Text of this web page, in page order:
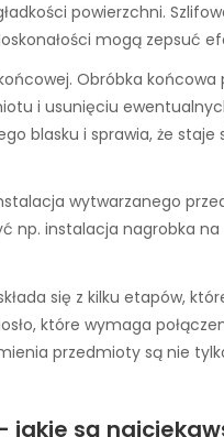
powierzchni.
mogą zepsuć
Obróbka końcowa
i usunięciu
blasku i sprawia, że staje
wytwarzanego
np. instalacja nagrobka
się z kilku etapów,
które wymaga
przedmioty są nie
są